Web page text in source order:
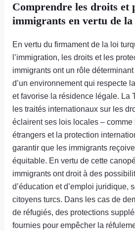
Comprendre les droits et
immigrants en vertu de
En vertu du firmament de la loi
l’immigration, les droits et les
immigrants ont un rôle
d’un environnement qui respecte
et favorise la résidence légale. La
les traités internationaux sur les
éclairent ses lois locales – comme
étrangers et la protection
garantir que les immigrants
équitable. En vertu de cette
immigrants ont droit à des
d’éducation et d’emploi juridique,
citoyens turcs. Dans les cas de
de réfugiés, des protections
fournies pour empêcher la